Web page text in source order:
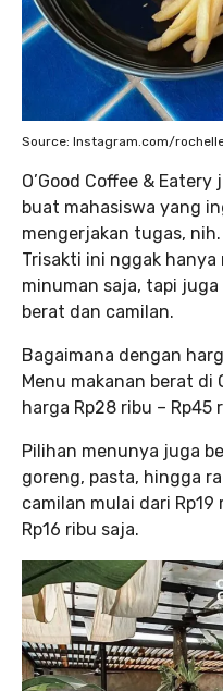
Source: Instagram.com/
O’Good Coffee &
buat mahasiswa yang
mengerjakan tugas,
Trisakti ini nggak
minuman saja, tapi
berat dan camilan.
Bagaimana dengan
Menu makanan berat di
harga Rp28 ribu – Rp45
Pilihan menunya juga
goreng, pasta, hingga
camilan mulai dari
Rp16 ribu saja.